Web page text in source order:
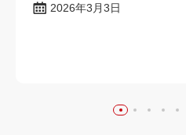
2026年3月3日